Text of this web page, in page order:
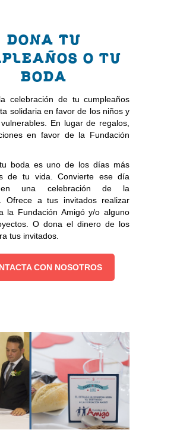
DONA TU
O TU
BODA
celebración de tu cumpleaños
solidaria en favor de los niños y
En lugar de regalos,
en favor de la Fundación
boda es uno de los días más
de tu vida. Convierte ese día
en una celebración de la
Ofrece a tus invitados realizar
la Fundación Amigó y/o alguno
O dona el dinero de los
tus invitados.
CON NOSOTROS